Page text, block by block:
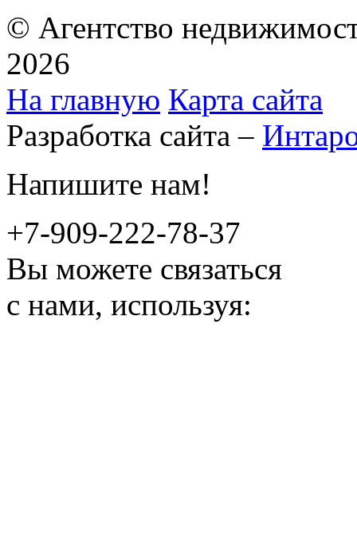
© Агентство
2026
На главную Карта сайта
Разработка сайта –
Напишите нам!
+7-909-222-78-37
Вы можете связаться
с нами, используя: